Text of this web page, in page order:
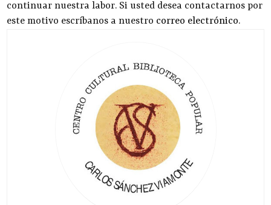
continuar nuestra labor. Si usted desea contactarnos por
este motivo escríbanos a nuestro correo electrónico.